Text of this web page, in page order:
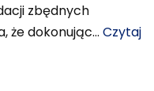
zbędnych
że dokonując… Czytaj